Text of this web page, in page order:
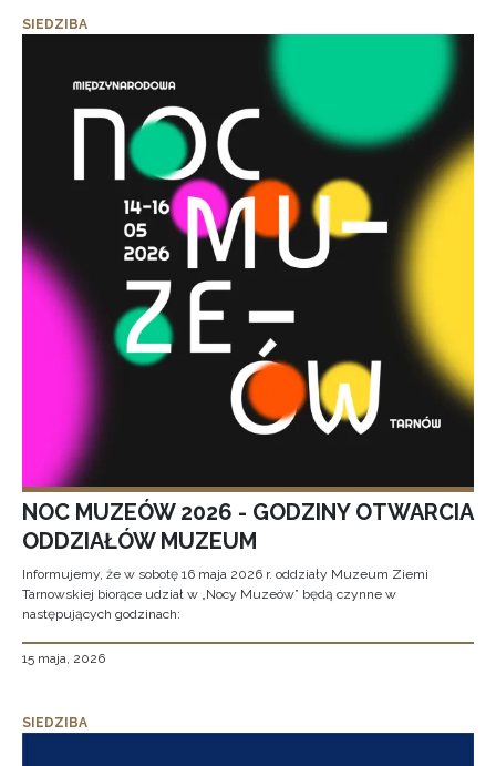
SIEDZIBA
NOC MUZEÓW 2026 - GODZINY OTWARCIA
ODDZIAŁÓW MUZEUM
Informujemy, że w sobotę 16 maja 2026 r. oddziały Muzeum Ziemi
Tarnowskiej biorące udział w „Nocy Muzeów” będą czynne w
następujących godzinach:
15 maja, 2026
SIEDZIBA